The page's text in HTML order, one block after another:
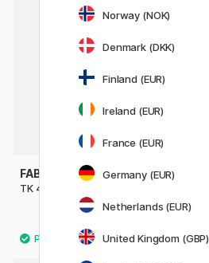
FABER-CASTELL
TK 4600 Mindeholder 2 mm
Norway (NOK)
Denmark (DKK)
Finland (EUR)
Ireland (EUR)
France (EUR)
Germany (EUR)
Netherlands (EUR)
United Kingdom (GBP)